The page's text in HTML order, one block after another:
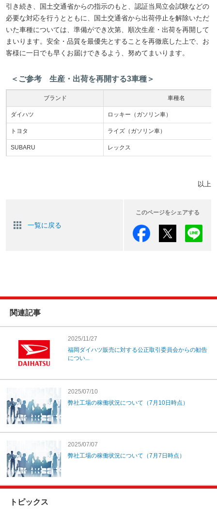
引き続き、国土交通省からの指示のもと、認証当局立会試験などの
必要な対応を行うとともに、国土交通省から出荷停止を解除いただ
いた車種については、準備ができ次第、順次生産・出荷を再開して
まいります。安全・品質を最優先とすることを再徹底した上で、お
客様に一日でも早くお届けできるよう、努めてまいります。
＜ご参考 生産・出荷を再開する3車種＞
ブランド 車種名
ダイハツ ロッキー（ガソリン車）
トヨタ ライズ（ガソリン車）
SUBARU レックス
以上
一覧に戻る
このページをシェアする
関連記事
2025/11/27
福岡ダイハツ販売に対する公正取引委員会からの勧告
につい...
2025/07/10
弊社工場の稼働状況について（7月10日時点）
2025/07/07
弊社工場の稼働状況について（7月7日時点）
トピックス